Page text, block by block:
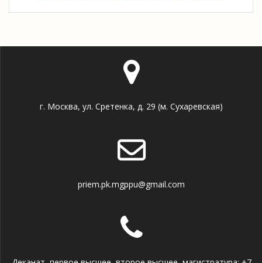
г. Москва, ул. Сретенка, д. 29 (м. Сухаревская)
priem.pk.mgppu@gmail.com